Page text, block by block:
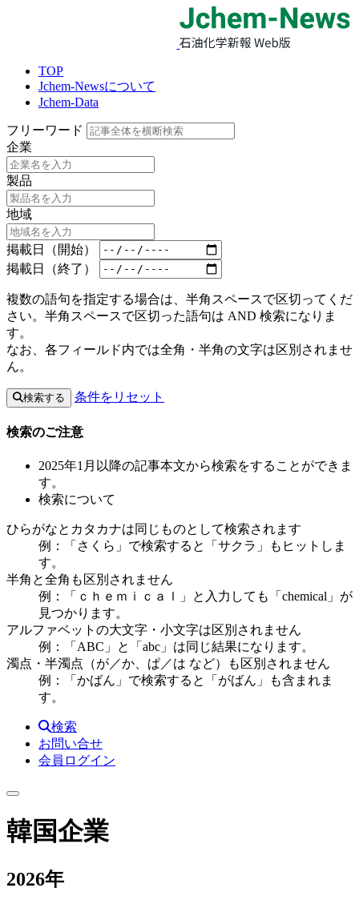
TOP
Jchem-Newsについて
Jchem-Data
フリーワード
企業
製品
地域
掲載日（開始）
掲載日（終了）
複数の語句を指定する場合は、半角スペースで区切ってくだ
さい。半角スペースで区切った語句は AND 検索になりま
す。
なお、各フィールド内では全角・半角の文字は区別されませ
ん。
検索する 条件をリセット
検索のご注意
2025年1月以降の記事本文から検索をすることができま
す。
検索について
ひらがなとカタカナは同じものとして検索されます
例：「さくら」で検索すると「サクラ」もヒットしま
す。
半角と全角も区別されません
例：「ｃｈｅｍｉｃａｌ」と入力しても「chemical」が
見つかります。
アルファベットの大文字・小文字は区別されません
例：「ABC」と「abc」は同じ結果になります。
濁点・半濁点（が／か、ぱ／は など）も区別されません
例：「かばん」で検索すると「がばん」も含まれま
す。
検索
お問い合せ
会員ログイン
韓国企業
2026年